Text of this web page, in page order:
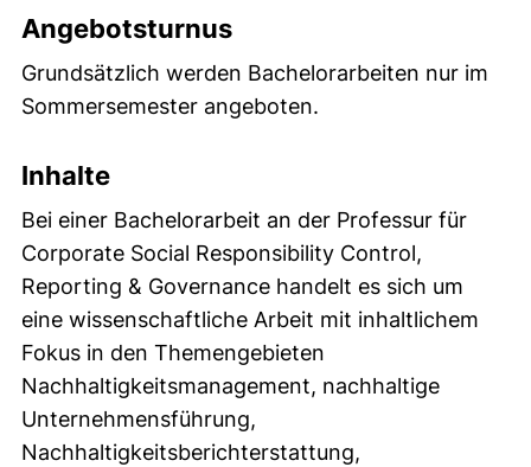
Angebotsturnus
Grundsätzlich werden Bachelorarbeiten nur im
Sommersemester angeboten.
Inhalte
Bei einer Bachelorarbeit an der Professur für
Corporate Social Responsibility Control,
Reporting & Governance handelt es sich um
eine wissenschaftliche Arbeit mit inhaltlichem
Fokus in den Themengebieten
Nachhaltigkeitsmanagement, nachhaltige
Unternehmensführung,
Nachhaltigkeitsberichterstattung,